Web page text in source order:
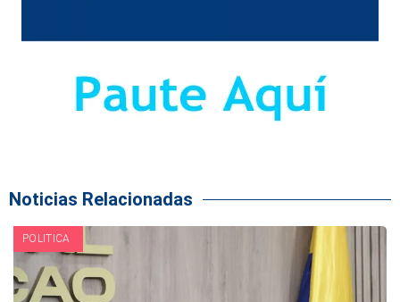
Noticias Relacionadas
POLITICA